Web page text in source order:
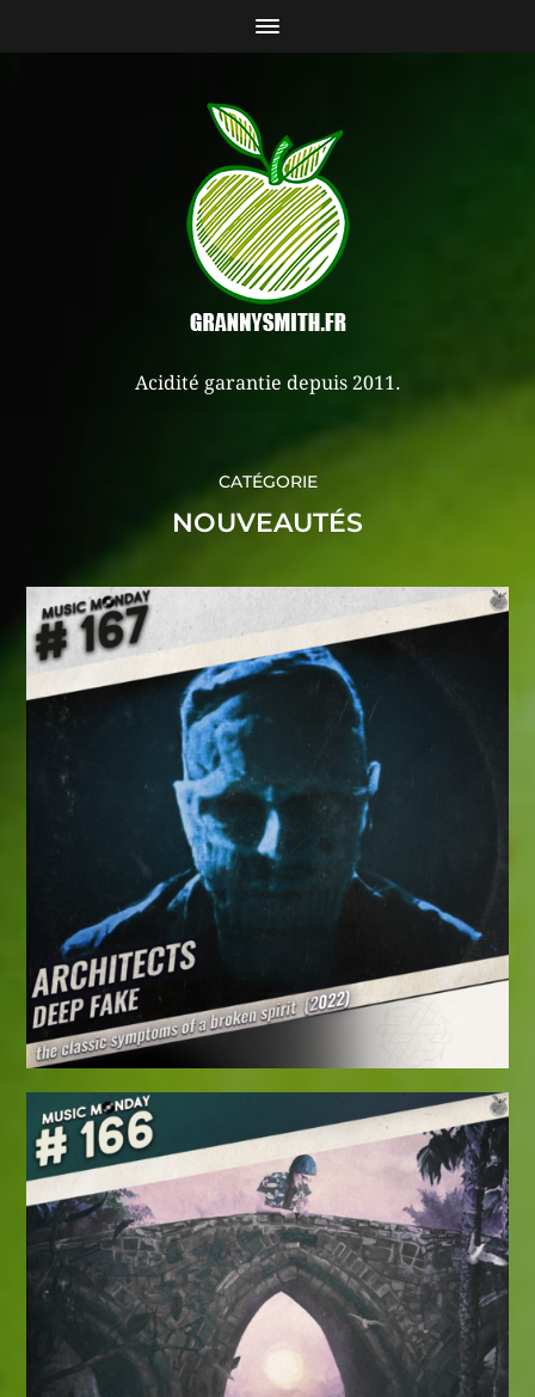
Acidité garantie depuis 2011.
CATÉGORIE
NOUVEAUTÉS